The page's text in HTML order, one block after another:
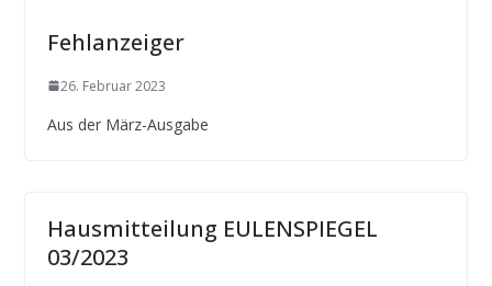
Fehlanzeiger
26. Februar 2023
Aus der März-Ausgabe
Hausmitteilung EULENSPIEGEL
03/2023